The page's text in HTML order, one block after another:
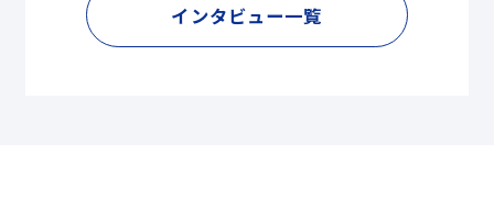
インタビュー一覧